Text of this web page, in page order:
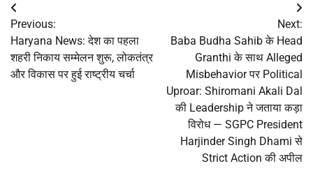
Post
navigation
Previous:
Haryana News: देश का पहला
शहरी निकाय सम्मेलन शुरू, लोकतंत्र
और विकास पर हुई राष्ट्रीय चर्चा
Next:
Baba Budha Sahib के Head
Granthi के साथ Alleged
Misbehavior पर Political
Uproar: Shiromani Akali Dal
की Leadership ने जताया कड़ा
विरोध — SGPC President
Harjinder Singh Dhami से
Strict Action की अपील